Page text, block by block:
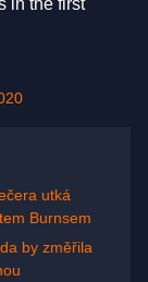
in the first
utká
Burnsem
by změřila